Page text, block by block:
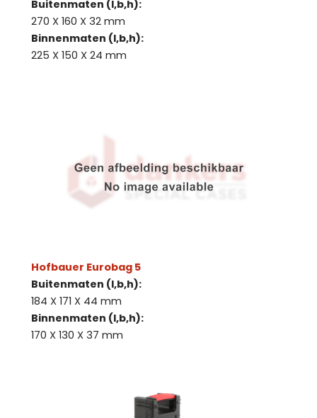
Buitenmaten (l,b,h):
270 X 160 X 32 mm
Binnenmaten (l,b,h):
225 X 150 X 24 mm
Hofbauer Eurobag 5
Buitenmaten (l,b,h):
184 X 171 X 44 mm
Binnenmaten (l,b,h):
170 X 130 X 37 mm